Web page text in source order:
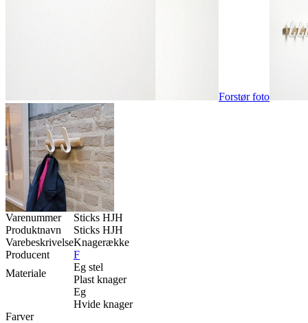
Forstør foto
Varenummer
Sticks HJH
Produktnavn
Sticks HJH
VarebeskrivelseKnagerække
Producent
F
Materiale
Eg stel
Plast knager
Farver
Eg
Hvide knager